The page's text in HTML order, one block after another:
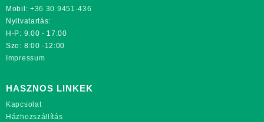
Mobil: +36 30 9451-436
Nyitvatartás:
H-P: 9:00 - 17:00
Szo: 8:00 -12:00
Impressum
HASZNOS LINKEK
Kapcsolat
Házhozszállítás